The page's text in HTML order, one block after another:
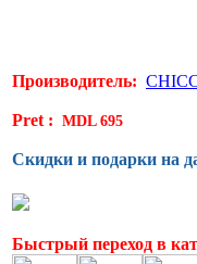
Производитель:
Pret : MDL 695
Скидки и подарки на
Быстрый переход в